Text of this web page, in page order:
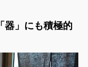
器」にも積極的